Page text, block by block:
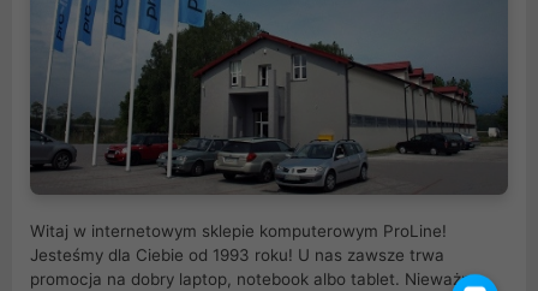
Witaj w internetowym sklepie komputerowym ProLine!
Jesteśmy dla Ciebie od 1993 roku! U nas zawsze trwa
promocja na dobry laptop, notebook albo tablet. Nieważne